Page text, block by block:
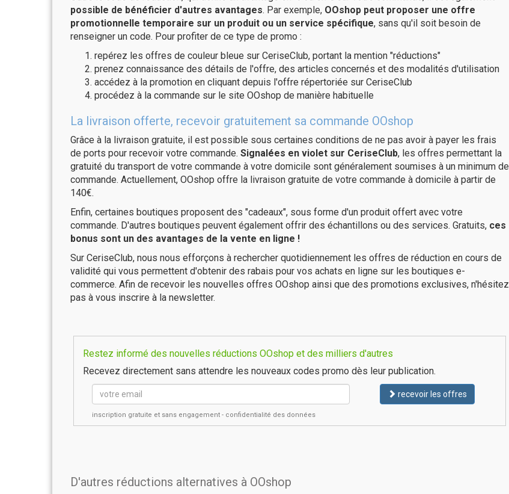
possible de bénéficier d'autres avantages. Par exemple, OOshop peut proposer une offre
promotionnelle temporaire sur un produit ou un service spécifique, sans qu'il soit besoin de
renseigner un code. Pour profiter de ce type de promo :
repérez les offres de couleur bleue sur CeriseClub, portant la mention "réductions"
prenez connaissance des détails de l'offre, des articles concernés et des modalités d'utilisation
accédez à la promotion en cliquant depuis l'offre répertoriée sur CeriseClub
procédez à la commande sur le site OOshop de manière habituelle
La livraison offerte, recevoir gratuitement sa commande OOshop
Grâce à la livraison gratuite, il est possible sous certaines conditions de ne pas avoir à payer les frais
de ports pour recevoir votre commande. Signalées en violet sur CeriseClub, les offres permettant la
gratuité du transport de votre commande à votre domicile sont généralement soumises à un minimum de
commande. Actuellement, OOshop offre la livraison gratuite de votre commande à domicile à partir de
140€.
Enfin, certaines boutiques proposent des "cadeaux", sous forme d'un produit offert avec votre
commande. D'autres boutiques peuvent également offrir des échantillons ou des services. Gratuits, ces
bonus sont un des avantages de la vente en ligne !
Sur CeriseClub, nous nous efforçons à rechercher quotidiennement les offres de réduction en cours de
validité qui vous permettent d'obtenir des rabais pour vos achats en ligne sur les boutiques e-
commerce. Afin de recevoir les nouvelles offres OOshop ainsi que des promotions exclusives, n'hésitez
pas à vous inscrire à la newsletter.
Restez informé des nouvelles réductions OOshop et des milliers d'autres
Recevez directement sans attendre les nouveaux codes promo dès leur publication.
recevoir les offres
inscription gratuite et sans engagement - confidentialité des données
D'autres réductions alternatives à OOshop